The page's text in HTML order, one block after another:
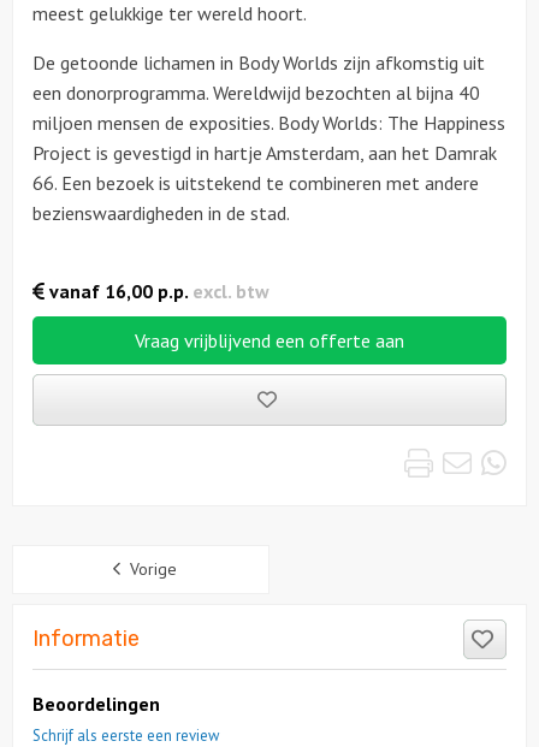
meest gelukkige ter wereld hoort.
De getoonde lichamen in Body Worlds zijn afkomstig uit
een donorprogramma. Wereldwijd bezochten al bijna 40
miljoen mensen de exposities. Body Worlds: The Happiness
Project is gevestigd in hartje Amsterdam, aan het Damrak
66. Een bezoek is uitstekend te combineren met andere
bezienswaardigheden in de stad.
Vraag vrijblijvend een offerte aan
uitjes
vanaf 16,00 p.p. excl. btw
Print
Vorige
Informatie
Beoordelingen
Schrijf als eerste een review